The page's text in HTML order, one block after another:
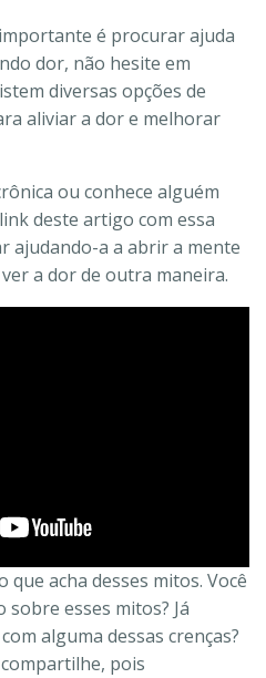
é procurar ajuda
dor, não hesite em
diversas opções de
aliviar a dor e melhorar
ou conhece alguém
deste artigo com essa
ajudando-a a abrir a mente
a dor de outra maneira.
que acha desses mitos. Você
esses mitos? Já
alguma dessas crenças?
pois